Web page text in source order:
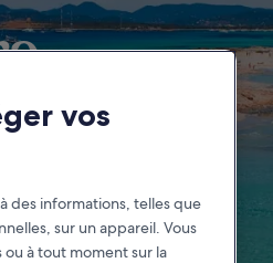
vos
des informations, telles que
sur un appareil. Vous
à tout moment sur la